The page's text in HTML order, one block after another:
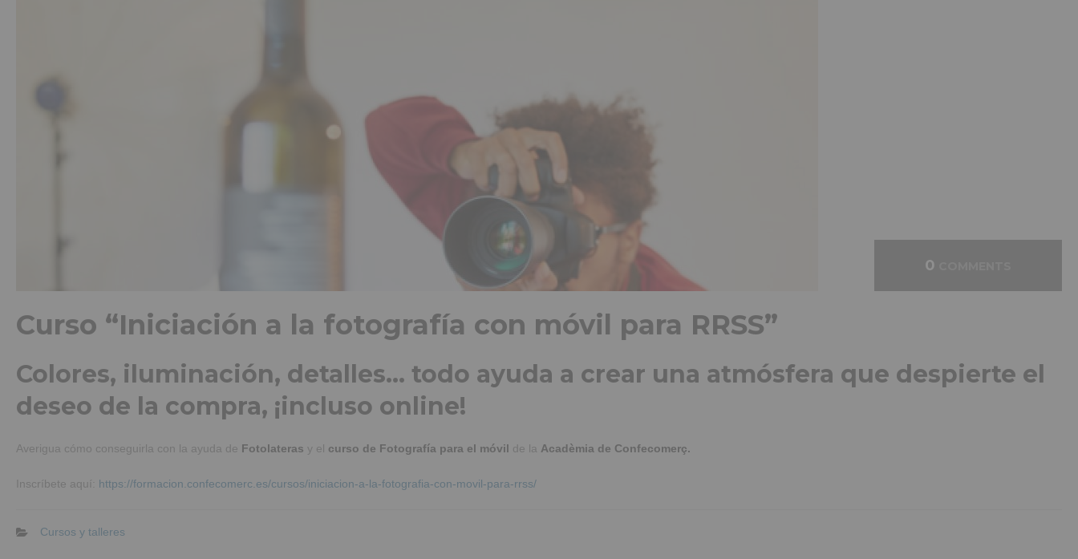
0
Curso “Iniciación a la fotografía con móvil para RRSS”
Colores, iluminación, detalles… todo ayuda a crear una atmósfera que despierte el
deseo de la compra, ¡incluso online!
Averigua cómo conseguirla con la ayuda de Fotolateras y el curso de Fotografía para el móvil de la Acadèmia de Confecomerç.
Inscríbete aquí: https://formacion.confecomerc.es/cursos/iniciacion-a-la-fotografia-con-movil-para-rrss/
Cursos y talleres